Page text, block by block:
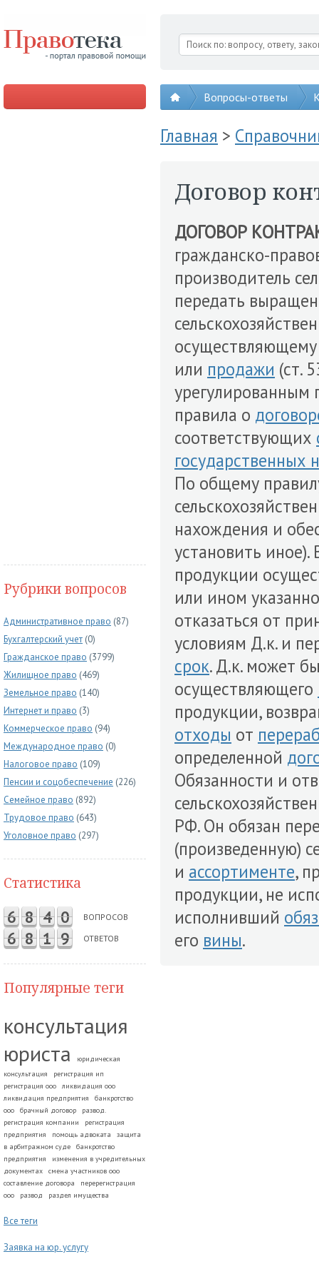
Вопросы-ответы
Рубрики вопросов
Административное право (87)
Бухгалтерский учет (0)
Гражданское право (3799)
Жилищное право (469)
Земельное право (140)
Интернет и право (3)
Коммерческое право (94)
Международное право (0)
Налоговое право (109)
Пенсии и соцобеспечение (226)
Семейное право (892)
Трудовое право (643)
Уголовное право (297)
Статистика
6 8 4 0 ВОПРОСОВ
6 8 1 9 ОТВЕТОВ
Популярные теги
консультация
юриста
юридическая
консультация
регистрация ип
регистрация ооо
ликвидация ооо
ликвидация предприятия
банкротство
ооо
брачный договор
развод.
регистрация компании
регистрация
предприятия
помощь адвоката
защита
в арбитражном суде
банкротство
предприятия
изменения в учредительных
документах
смена участников ооо
составление договора
перерегистрация
ооо
развод раздел имущества
Все теги
Заявка на юр. услугу
Главная >
Договор
ДОГОВОР
гражданско-
производитель
передать
или продажи (ст.
урегулированным
правила о
соответствующих
государственных
По общему
нахождения и
установить иное).
продукции
или ином
отказаться от
условиям Д.к. и
срок. Д.к. может
осуществляющего
продукции,
отходы от
определенной
Обязанности и
РФ. Он обязан
(произведенную)
и ассортименте,
продукции, не
исполнивший
его вины.